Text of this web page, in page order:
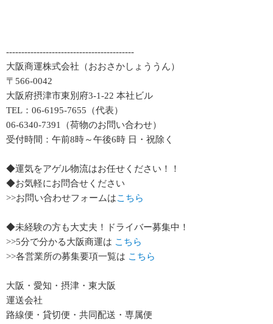
------------------------------------------
大阪商運株式会社（おおさかしょううん）
〒566-0042
大阪府摂津市東別府3-1-22 本社ビル
TEL：06-6195-7655（代表）
06-6340-7391（荷物のお問い合わせ）
受付時間：午前8時～午後6時 日・祝除く
◆運気をアゲル物流はお任せください！！
◆お気軽にお問合せください
>>お問い合わせフォームはこちら
◆未経験の方も大丈夫！ドライバー募集中！
>>5分で分かる大阪商運は こちら
>>各営業所の募集要項一覧は こちら
大阪・愛知・摂津・東大阪
運送会社
路線便・貸切便・共同配送・専属便